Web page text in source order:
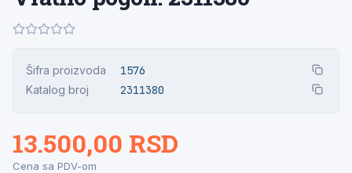
Šifra proizvoda 1576
Katalog broj 2311380
13.500,00 RSD
Cena sa PDV-om